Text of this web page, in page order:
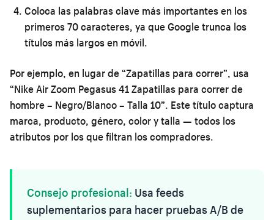
Coloca las palabras clave más importantes en los
primeros 70 caracteres, ya que Google trunca los
títulos más largos en móvil.
Por ejemplo, en lugar de “Zapatillas para correr”, usa
“Nike Air Zoom Pegasus 41 Zapatillas para correr de
hombre – Negro/Blanco – Talla 10”. Este título captura
marca, producto, género, color y talla — todos los
atributos por los que filtran los compradores.
Consejo profesional: Usa feeds
suplementarios para hacer pruebas A/B de